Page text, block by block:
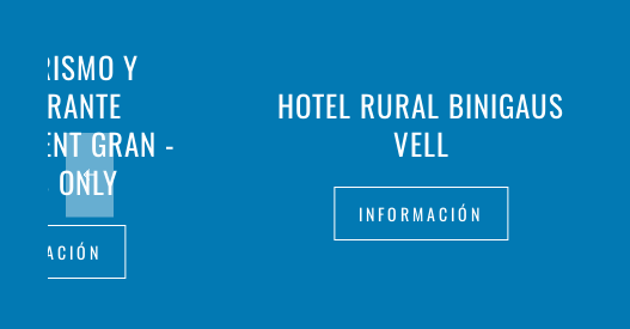
HOTEL RURAL BINIGAUS
VELL
INFORMACIÓN
Y
GRAN -
ONLY